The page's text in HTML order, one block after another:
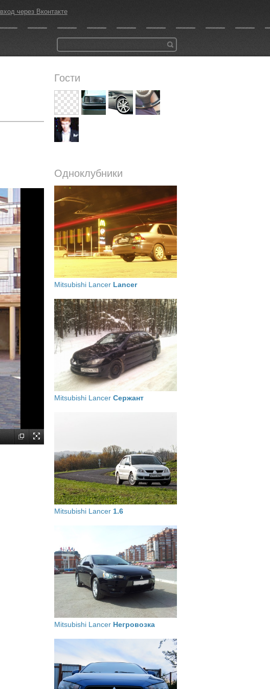
вход через Вконтакте
Гости
Одноклубники
Mitsubishi Lancer Lancer
Mitsubishi Lancer Сержант
Mitsubishi Lancer 1.6
Mitsubishi Lancer Негровозка